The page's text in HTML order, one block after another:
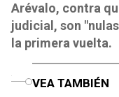
Arévalo, contra
judicial, son
la primera vuelta.
VEA TAMBIÉN